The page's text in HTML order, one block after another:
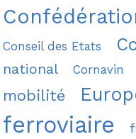
Conseil des Etats
national
Cornavin
mobilité
ferroviaire